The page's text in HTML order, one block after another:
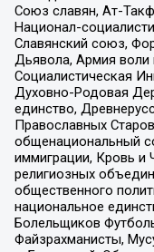
Союз славян, Ат-
Национал-
Славянский союз,
Дьявола, Армия воли
Социалистическая
Духовно-Родовая
единство,
Православных
общенациональный
иммиграции, Кровь и
религиозных
общественного
национальное
Болельщиков
Файзрахманисты,